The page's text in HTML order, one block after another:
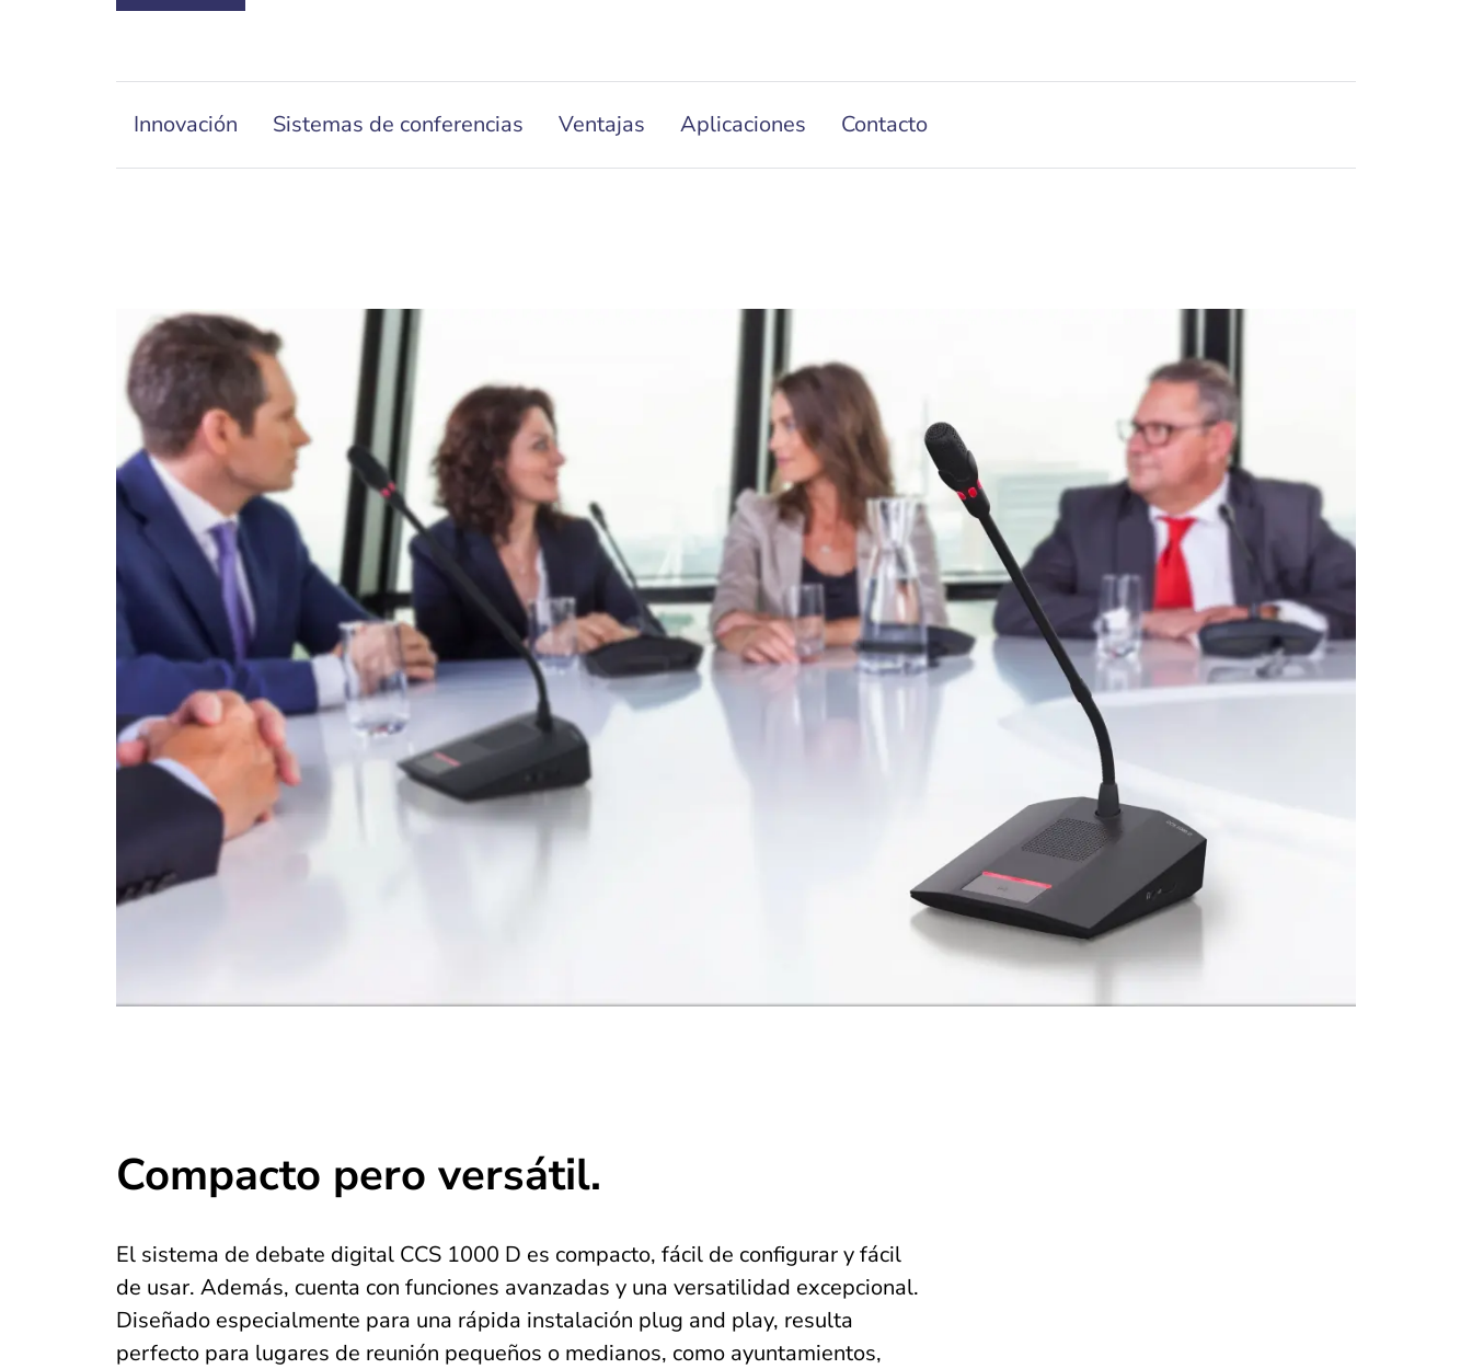
Innovación Sistemas de conferencias Ventajas Aplicaciones Contacto
Compacto pero versátil.
El sistema de debate digital CCS 1000 D es compacto, fácil de configurar y fácil
de usar. Además, cuenta con funciones avanzadas y una versatilidad excepcional.
Diseñado especialmente para una rápida instalación plug and play, resulta
perfecto para lugares de reunión pequeños o medianos, como ayuntamientos,